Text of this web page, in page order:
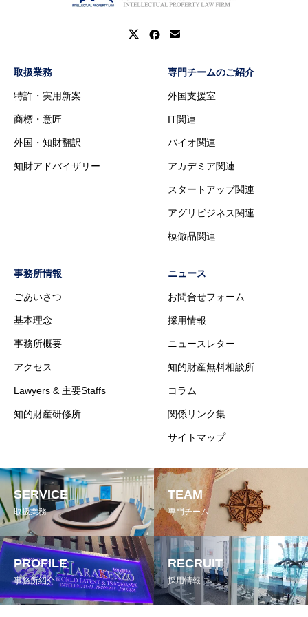
取扱業務
特許・実用新案
商標・意匠
外国・知財翻訳
知財アドバイザリー
専門チームのご紹介
外国支援室
IT関連
バイオ関連
アカデミア関連
スタートアップ関連
アグリビジネス関連
模倣品関連
事務所情報
ごあいさつ
基本理念
事務所概要
アクセス
Lawyers & 主要Staffs
知的財産研修所
ニュース
お問合せフォーム
採用情報
ニュースレター
知的財産無料相談所
コラム
関係リンク集
サイトマップ
SERVICE
取扱業務
TEAM
専門チーム
PROFILE
事務所紹介
RECRUIT
採用情報